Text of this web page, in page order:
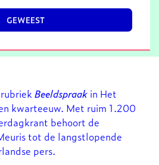
GEWEEST
Beeldspraak in Het
kwarteeuw. Met ruim 1.200
behoort de
tot de langstlopende
pers.